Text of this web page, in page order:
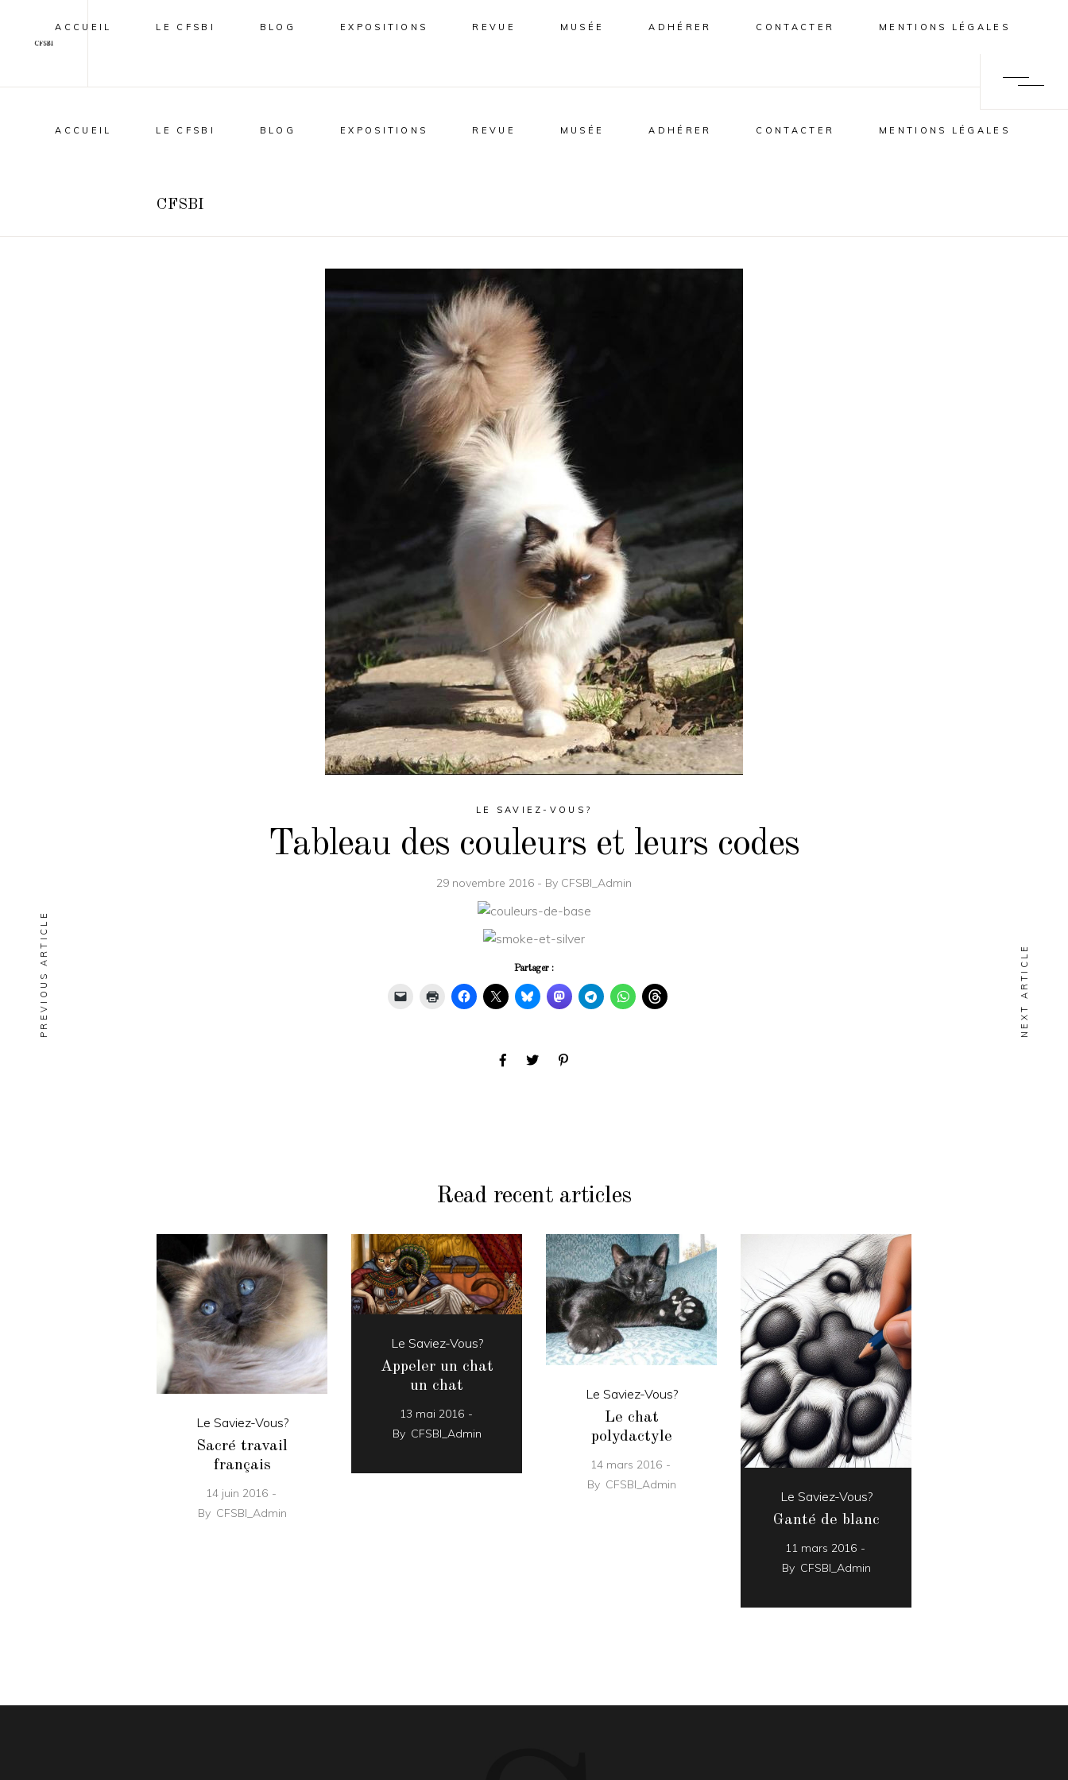
ACCUEIL LE CFSBI BLOG EXPOSITIONS REVUE MUSÉE ADHÉRER CONTACTER MENTIONS LÉGALES
ACCUEIL LE CFSBI BLOG EXPOSITIONS REVUE MUSÉE ADHÉRER CONTACTER MENTIONS LÉGALES
CFSBI
LE SAVIEZ-VOUS?
Tableau des couleurs et leurs codes
29 novembre 2016 By CFSBI_Admin
Partager :
PREVIOUS ARTICLE NEXT ARTICLE
Read recent articles
Le Saviez-Vous?
Sacré travail
français
14 juin 2016
By CFSBI_Admin
Le Saviez-Vous?
Appeler un chat
un chat
13 mai 2016
By CFSBI_Admin
Le Saviez-Vous?
Le chat
polydactyle
14 mars 2016
By CFSBI_Admin
Le Saviez-Vous?
Ganté de blanc
11 mars 2016
By CFSBI_Admin